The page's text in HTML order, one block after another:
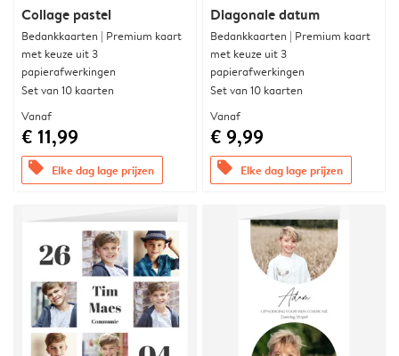
Collage pastel
Bedankkaarten | Premium kaart
met keuze uit 3
papierafwerkingen
Set van 10 kaarten
Vanaf
€ 11,99
offers Elke dag lage prijzen
Diagonale datum
Bedankkaarten | Premium kaart
met keuze uit 3
papierafwerkingen
Set van 10 kaarten
Vanaf
€ 9,99
offers Elke dag lage prijzen